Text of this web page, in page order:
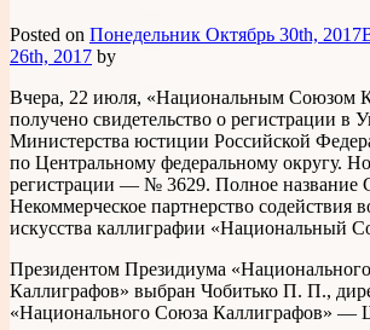
Posted on Понедельник Октябрь 30th, 2017
26th, 2017 by
Вчера, 22 июля, «Национальным Союзом
получено свидетельство о регистрации в
Министерства юстиции Российской
по Центральному федеральному округу.
регистрации — № 3629. Полное название
Некоммерческое партнерство содействия
искусства каллиграфии «Национальный
Президентом Президиума
Каллиграфов» выбран Чобитько П. П.,
«Национального Союза Каллиграфов»